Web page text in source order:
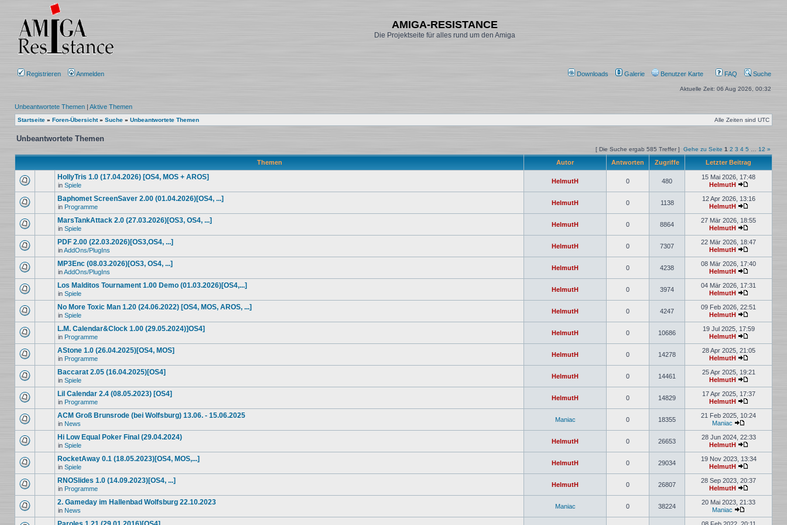
AMIGA-RESISTANCE
Die Projektseite für alles rund um den Amiga
Registrieren Anmelden Downloads Galerie Benutzer Karte FAQ Suche
Aktuelle Zeit: 06 Aug 2026, 00:32
Unbeantwortete Themen | Aktive Themen
Startseite » Foren-Übersicht» Suche » Unbeantwortete Themen Alle Zeiten sind UTC
Unbeantwortete Themen
[ Die Suche ergab 585 Treffer ] Gehe zu Seite 1 2 3 4 5 12 »
Themen Autor Antworten Zugriffe Letzter Beitrag
HollyTris 1.0 (17.04.2026) [OS4, MOS + AROS]
in Spiele
HelmutH 0 480
15 Mai 2026, 17:48
HelmutH
Baphomet ScreenSaver 2.00 (01.04.2026)[OS4, ...]
in Programme
HelmutH 0 1138
12 Apr 2026, 13:16
HelmutH
MarsTankAttack 2.0 (27.03.2026)[OS3, OS4, ...]
in Spiele
HelmutH 0 8864
27 Mär 2026, 18:55
HelmutH
PDF 2.00 (22.03.2026)[OS3,OS4, ...]
inAddOns/PlugIns
HelmutH 0 7307
22 Mär 2026, 18:47
HelmutH
MP3Enc (08.03.2026)[OS3, OS4, ...]
inAddOns/PlugIns
HelmutH 0 4238
08 Mär 2026, 17:40
HelmutH
Los Malditos Tournament 1.00 Demo (01.03.2026)[OS4,...]
in Spiele
HelmutH 0 3974
04 Mär 2026, 17:31
HelmutH
No More Toxic Man 1.20 (24.06.2022) [OS4, MOS, AROS, ...]
in Spiele
HelmutH 0 4247
09 Feb 2026, 22:51
HelmutH
L.M. Calendar&Clock 1.00 (29.05.2024)]OS4]
in Programme
HelmutH 0 10686
19 Jul 2025, 17:59
HelmutH
AStone 1.0 (26.04.2025)[OS4, MOS]
in Programme
HelmutH 0 14278
28 Apr 2025, 21:05
HelmutH
Baccarat 2.05 (16.04.2025)[OS4]
in Spiele
HelmutH 0 14461
25 Apr 2025, 19:21
HelmutH
Lil Calendar 2.4 (08.05.2023) [OS4]
in Programme
HelmutH 0 14829
17 Apr 2025, 17:37
HelmutH
ACM Groß Brunsrode (bei Wolfsburg) 13.06. - 15.06.2025
in News
Maniac 0 18355
21 Feb 2025, 10:24
Maniac
Hi Low Equal Poker Final (29.04.2024)
in Spiele
HelmutH 0 26653
28 Jun 2024, 22:33
HelmutH
RocketAway 0.1 (18.05.2023)[OS4, MOS,...]
in Spiele
HelmutH 0 29034
19 Nov 2023, 13:34
HelmutH
RNOSlides 1.0 (14.09.2023)[OS4, ...]
in Programme
HelmutH 0 26807
28 Sep 2023, 20:37
HelmutH
2. Gameday im Hallenbad Wolfsburg 22.10.2023
in News
Maniac 0 38224
20 Mai 2023, 21:33
Maniac